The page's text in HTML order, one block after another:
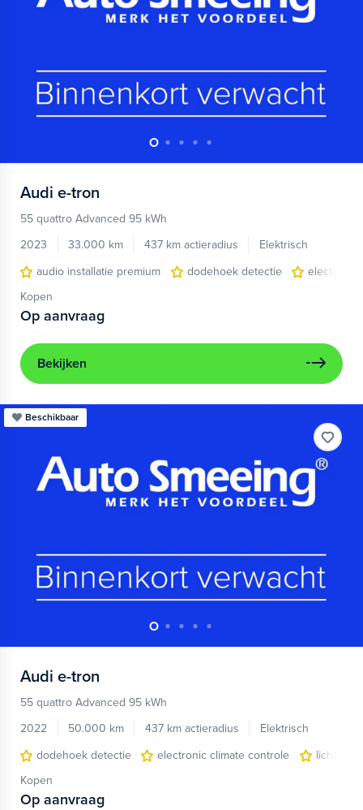
Audi e-tron
55 quattro Advanced 95 kWh
2023
33.000 km 437 km actieradius
Elektrisch
audio installatie premium
dodehoek detectie
electronic
Kopen
Op aanvraag
Bekijken
Beschikbaar
Audi e-tron
55 quattro Advanced 95 kWh
2022
50.000 km 437 km actieradius
Elektrisch
dodehoek detectie
electronic climate controle
Kopen
Op aanvraag